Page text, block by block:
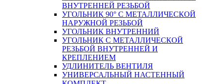
ВНУТРЕННEЙ РЕЗЬБОЙ
УГОЛЬНИК 90° С МЕТАЛЛИЧЕСКОЙ
НАРУЖНОЙ РЕЗЬБОЙ
УГОЛЬНИК ВНУТРЕННИЙ
УГОЛЬНИК С МЕТАЛЛИЧЕСКОЙ
РЕЗЬБОЙ ВНУТРЕННЕЙ И
КРЕПЛЕНИЕМ
УДЛИНИТЕЛЬ ВЕНТИЛЯ
УНИВЕРСАЛЬНЫЙ НАСТЕННЫЙ